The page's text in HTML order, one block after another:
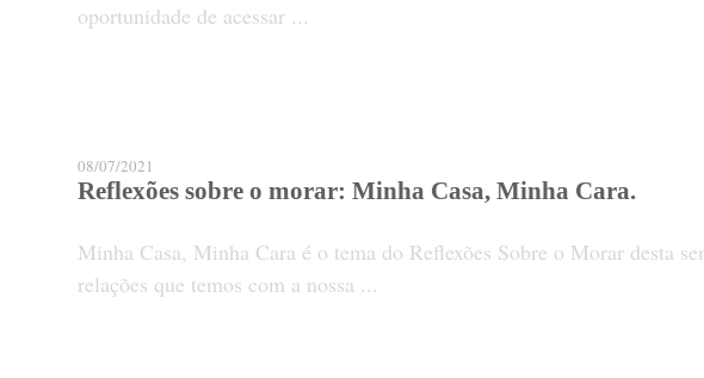
oportunidade de acessar ...
08/07/2021
Reflexões sobre o morar: Minha Casa, Minha Cara.
Minha Casa, Minha Cara é o tema do Reflexões Sobre o Morar desta
relações que temos com a nossa ...